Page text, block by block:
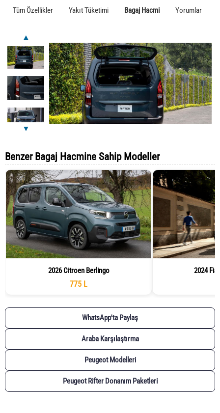
Tüm Özellikler Yakıt Tüketimi Bagaj Hacmi Yorumlar
▲
▼
Benzer Bagaj Hacmine Sahip Modeller
2026 Citroen Berlingo
775 L
2024
WhatsApp'ta Paylaş
Araba Karşılaştırma
Peugeot Modelleri
Peugeot Rifter Donanım Paketleri